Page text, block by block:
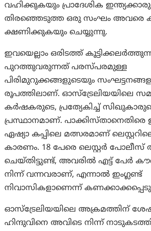
വഹിക്കുകയും പ്രാദേശിക
തിരഞ്ഞെടുത്ത ഒരു സംഘം അവരെ
ക്ഷണിക്കുകയും ചെയ്യുന്നു.
ഇവയെല്ലാം ഒരിടത്ത്
പുറത്തുവരുന്നത് പരസ്പരമുള്ള
പിരിമുറുക്കങ്ങളുടെയും
രൂപത്തിലാണ്. ഓസ്‌ട്രേലിയയിലെ
കർഷകരുടെ, പ്രത്യേകിച്ച്
പ്രസ്ഥാനമാണ്. പാക്കിസ്താനെതിരെ
ഏഷ്യാ കപ്പിലെ മത്സരമാണ്
കാരണം. 18 പേരെ ലെസ്റ്റർ പോലീസ്
ചെയ്തിട്ടുണ്ട്, അവരിൽ എട്ട് പേർ
നിന്ന് വന്നവരാണ്, എന്നാൽ ഇംഗ്ലണ്ട്
നിവാസികളാണെന്ന്
ഓസ്‌ട്രേലിയയിലെ അക്രമത്തിന്
ഹിന്ദുവിനെ അവിടെ നിന്ന്